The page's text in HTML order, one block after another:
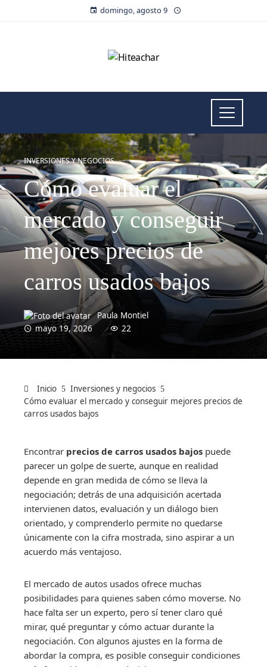
domingo, agosto 9
INVERSIONES Y NEGOCIOS
Cómo evaluar el
mercado y conseguir
mejores precios de
carros usados bajos
Paula Montiel
mayo 19, 2026
22
Inicio
Inversiones y negocios
Cómo evaluar el mercado y conseguir mejores precios de
carros usados bajos
Encontrar precios de carros usados bajos puede
parecer un golpe de suerte, aunque en realidad
depende en gran medida de cómo se lleva la
negociación; detrás de una adquisición acertada
intervienen datos, evaluación y un diálogo bien
orientado, y comprenderlo permite no quedarse
únicamente con la cifra mostrada, sino aspirar a un
acuerdo más ventajoso.
El mercado de autos usados ofrece muchas
posibilidades para quienes saben cómo moverse. No
hace falta ser un experto, pero sí tener claro qué
mirar, qué preguntar y cómo actuar durante la
negociación. Con algunos ajustes en la forma de
abordar la compra, es posible conseguir condiciones